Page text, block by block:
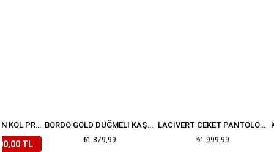
LILA ÇIÇEKLI BALON KOL PREMIUM TAKIM
TL
BORDO GOLD DÜĞMELI KAŞE ETEK CEKET TAKIM
₺1.879,99
LACIVERT CEKET PANTOLON DENIM TAKIM
₺1.999,99